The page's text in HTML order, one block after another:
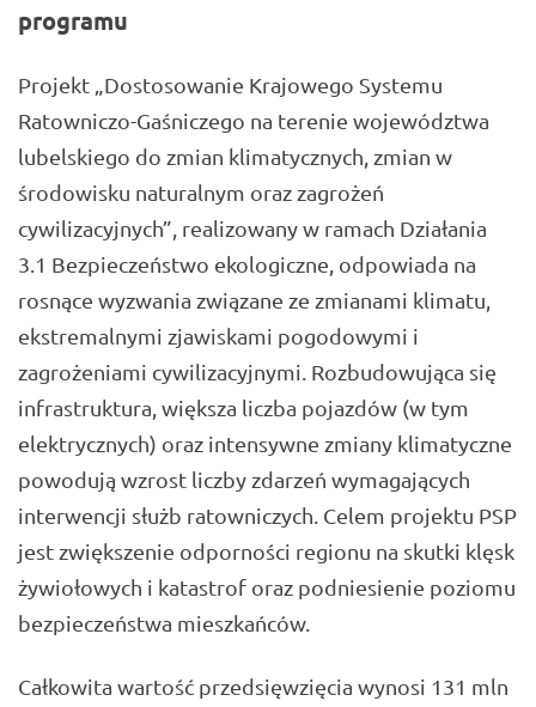
programu
Projekt „Dostosowanie Krajowego Systemu
Ratowniczo-Gaśniczego na terenie województwa
lubelskiego do zmian klimatycznych, zmian w
środowisku naturalnym oraz zagrożeń
cywilizacyjnych”, realizowany w ramach Działania
3.1 Bezpieczeństwo ekologiczne, odpowiada na
rosnące wyzwania związane ze zmianami klimatu,
ekstremalnymi zjawiskami pogodowymi i
zagrożeniami cywilizacyjnymi. Rozbudowująca się
infrastruktura, większa liczba pojazdów (w tym
elektrycznych) oraz intensywne zmiany klimatyczne
powodują wzrost liczby zdarzeń wymagających
interwencji służb ratowniczych. Celem projektu PSP
jest zwiększenie odporności regionu na skutki klęsk
żywiołowych i katastrof oraz podniesienie poziomu
bezpieczeństwa mieszkańców.
Całkowita wartość przedsięwzięcia wynosi 131 mln